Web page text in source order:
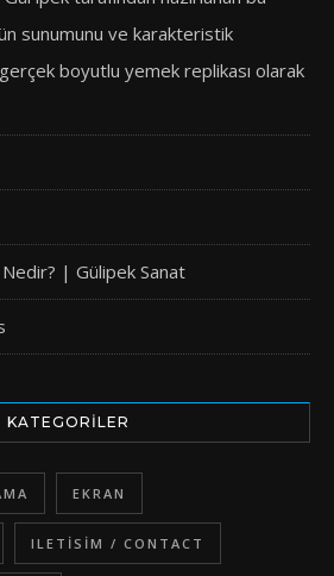
sunumunu ve karakteristik
boyutlu yemek replikası olarak
Nedir? | Gülipek Sanat
KATEGORILER
EKRAN
ILETISIM / CONTACT